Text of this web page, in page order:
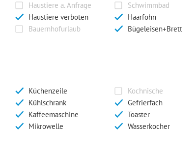
Haustiere a. Anfrage
Schwimmbad
Haustiere verboten
Haarföhn
Bauernhofurlaub
Bügeleisen+Brett
Küchenzeile
Kochnische
Kühlschrank
Gefrierfach
Kaffeemaschine
Toaster
Mikrowelle Wasserkocher